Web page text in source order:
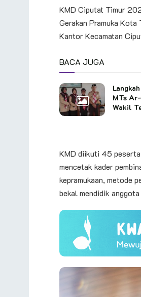
KMD Ciputat Timur
Gerakan Pramuka
Kantor Kecamatan
BACA JUGA
MTs
Wakil
KMD diikuti 45
mencetak kader
kepramukaan, metode
bekal mendidik